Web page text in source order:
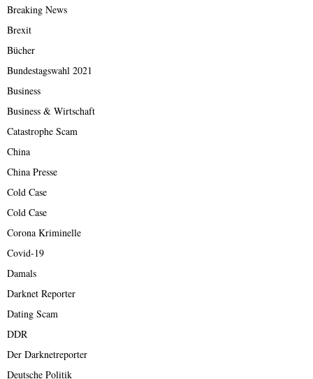
Breaking News
Brexit
Bücher
Bundestagswahl 2021
Business
Business & Wirtschaft
Catastrophe Scam
China
China Presse
Cold Case
Cold Case
Corona Kriminelle
Covid-19
Damals
Darknet Reporter
Dating Scam
DDR
Der Darknetreporter
Deutsche Politik